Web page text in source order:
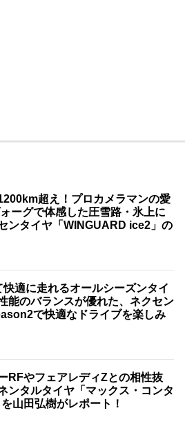
超え！プロカメラマンの愛
ーグで体感した圧雪路・氷上に
ンタイヤ「WINGUARD ice2」の
快適に走れるオールシーズンタイ
能のバランスが優れた、ネクセン
で快適なドライブを楽しみ
RFやフェアレディZとの相性抜
ンタルタイヤ「マックス・コンタ
山田弘樹がレポート！